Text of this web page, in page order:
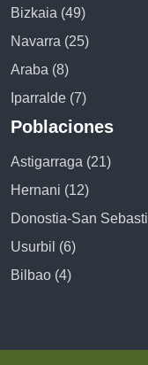
Bizkaia (49)
Navarra (25)
Araba (8)
Iparralde (7)
Poblaciones
Astigarraga (21)
Hernani (12)
Donostia-San
Usurbil (6)
Bilbao (4)